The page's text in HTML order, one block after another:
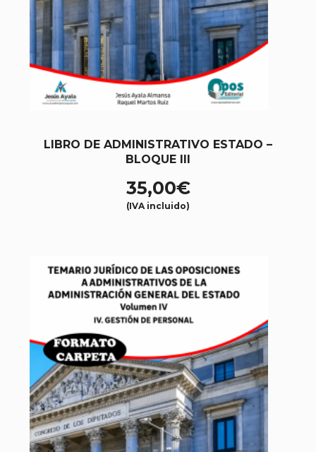
LIBRO DE ADMINISTRATIVO ESTADO –
BLOQUE III
35,00€
(IVA incluido)